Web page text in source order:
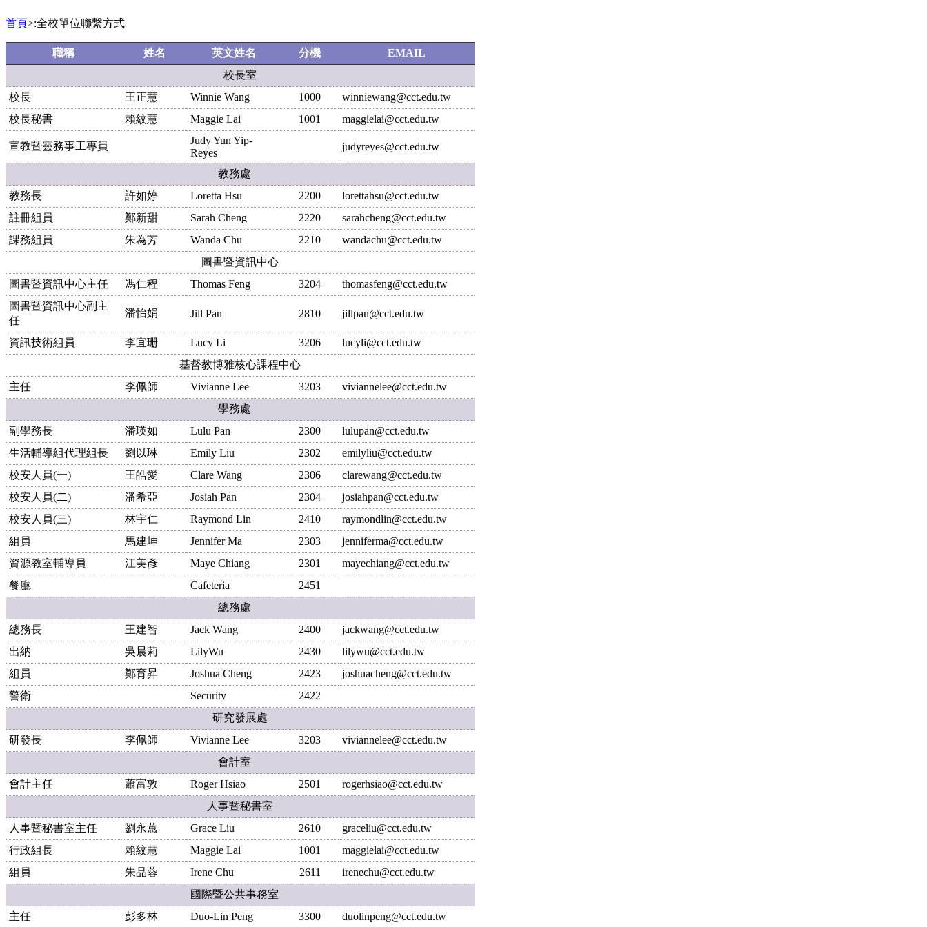
首頁>:全校單位聯繫方式
職稱 姓名 英文姓名 分機
EMAIL
校長室
校長
王正慧 Winnie Wang 1000
winniewang@cct.edu.tw
校長秘書
賴紋慧 Maggie Lai 1001 maggielai@cct.edu.tw
宣教暨靈務事工專員
Judy Yun Yip-
Reyes
judyreyes@cct.edu.tw
教務處
教務長
許如婷 Loretta Hsu 2200
lorettahsu@cct.edu.tw
註冊組員
鄭新甜 Sarah Cheng 2220
sarahcheng@cct.edu.tw
課務組員
朱為芳 Wanda Chu 2210
wandachu@cct.edu.tw
圖書暨資訊中心
圖書暨資訊中心主任
馮仁程 Thomas Feng 3204
thomasfeng@cct.edu.tw
圖書暨資訊中心副主
任
潘怡娟 Jill Pan 2810 jillpan@cct.edu.tw
資訊技術組員 李宜珊 Lucy Li 3206
lucyli@cct.edu.tw
基督教博雅核心課程中心
主任
李佩師 Vivianne Lee 3203
viviannelee@cct.edu.tw
學務處
副學務長
潘瑛如 Lulu Pan 2300
lulupan@cct.edu.tw
生活輔導組代理組長
劉以琳 Emily Liu 2302
emilyliu@cct.edu.tw
校安人員(一)
王皓愛 Clare Wang 2306
clarewang@cct.edu.tw
校安人員(二)
潘希亞 Josiah Pan 2304
josiahpan@cct.edu.tw
校安人員(三)
林宇仁 Raymond Lin 2410
raymondlin@cct.edu.tw
組員
馬建坤 Jennifer Ma 2303
jenniferma@cct.edu.tw
資源教室輔導員
江美彥 Maye Chiang 2301
mayechiang@cct.edu.tw
餐廳
Cafeteria
2451
總務處
總務長
王建智 Jack Wang 2400
jackwang@cct.edu.tw
出納
吳晨莉 LilyWu 2430
lilywu@cct.edu.tw
組員
鄭育昇 Joshua Cheng 2423
joshuacheng@cct.edu.tw
警衛
Security
2422
研究發展處
研發長
李佩師 Vivianne Lee 3203
viviannelee@cct.edu.tw
會計室
會計主任 蕭富敦 Roger Hsiao 2501
rogerhsiao@cct.edu.tw
人事暨秘書室
人事暨秘書室主任 劉永蕙 Grace Liu 2610
graceliu@cct.edu.tw
行政組長
賴紋慧 Maggie Lai 1001
maggielai@cct.edu.tw
組員
朱品蓉 Irene Chu 2611
irenechu@cct.edu.tw
國際暨公共事務室
主任
彭多林 Duo-Lin Peng 3300 duolinpeng@cct.edu.tw